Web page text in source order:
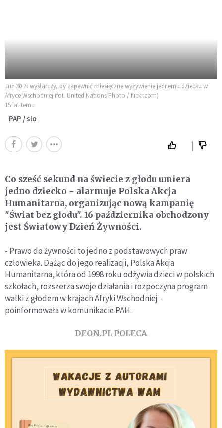
Już 30 zł wystarczy, by zapewnić miesięczne wyżywienie jednemu dziecku w
Afryce Wschodniej (fot. United Nations Photo / flickr.com)
15 lat temu
PAP / slo
Co sześć sekund na świecie z głodu umiera
jedno dziecko - alarmuje Polska Akcja
Humanitarna, organizując nową kampanię
"Świat bez głodu". 16 października obchodzony
jest Światowy Dzień Żywności.
- Prawo do żywności to jedno z podstawowych praw
człowieka. Dążąc do jego realizacji, Polska Akcja
Humanitarna, która od 1998 roku odżywia dzieci w polskich
szkołach, rozszerza swoje działania i rozpoczyna program
walki z głodem w krajach Afryki Wschodniej -
poinformowała w komunikacie PAH.
DEON.PL POLECA